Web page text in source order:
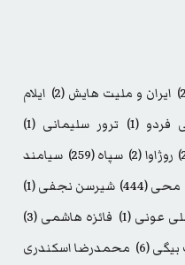
ایران و ملیت هایش (2)
ایلام
فردو (1) ترور سلیمانی (1)
روژاوا(2) سپاه(259)
سیامند
محی(444) شیرسن نجفی(1)
عونی (1) فائزه هاشمی (3)
بیگی(6)
محمدرضا اسکندری